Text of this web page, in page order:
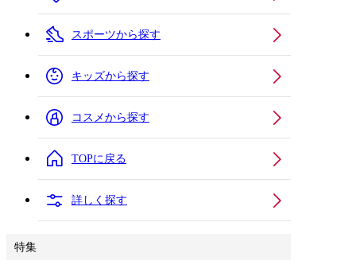
スポーツから探す
キッズから探す
コスメから探す
TOPに戻る
詳しく探す
特集